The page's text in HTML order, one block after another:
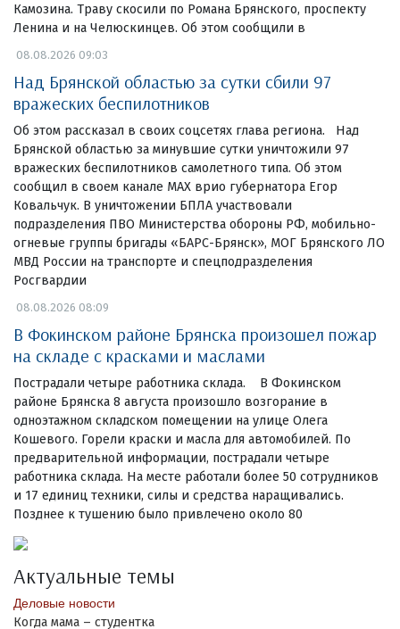
Камозина. Траву скосили по Романа Брянского, проспекту
Ленина и на Челюскинцев. Об этом сообщили в
08.08.2026 09:03
Над Брянской областью за сутки сбили 97
вражеских беспилотников
Об этом рассказал в своих соцсетях глава региона. Над
Брянской областью за минувшие сутки уничтожили 97
вражеских беспилотников самолетного типа. Об этом
сообщил в своем канале МАХ врио губернатора Егор
Ковальчук. В уничтожении БПЛА участвовали
подразделения ПВО Министерства обороны РФ, мобильно-
огневые группы бригады «БАРС-Брянск», МОГ Брянского ЛО
МВД России на транспорте и спецподразделения
Росгвардии
08.08.2026 08:09
В Фокинском районе Брянска произошел пожар
на складе с красками и маслами
Пострадали четыре работника склада. В Фокинском
районе Брянска 8 августа произошло возгорание в
одноэтажном складском помещении на улице Олега
Кошевого. Горели краски и масла для автомобилей. По
предварительной информации, пострадали четыре
работника склада. На месте работали более 50 сотрудников
и 17 единиц техники, силы и средства наращивались.
Позднее к тушению было привлечено около 80
Актуальные темы
Деловые новости
Когда мама – студентка